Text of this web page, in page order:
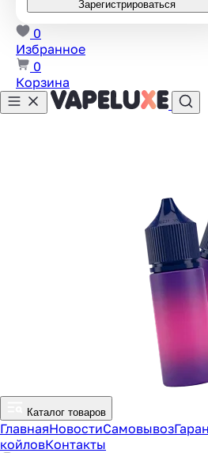
Зарегистрироваться
0
Избранное
0
Корзина
Каталог товаров
ГлавнаяНовостиСамовывоз
койловКонтакты